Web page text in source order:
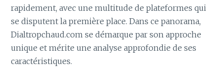
rapidement, avec une multitude de plateformes qui
se disputent la première place. Dans ce panorama,
Dialtropchaud.com se démarque par son approche
unique et mérite une analyse approfondie de ses
caractéristiques.